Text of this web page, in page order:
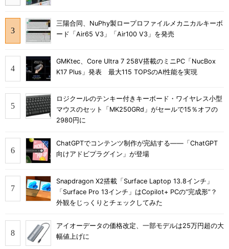
三陽合同、NuPhy製ロープロファイルメカニカルキーボ
ード「Air65 V3」「Air100 V3」を発売
GMKtec、Core Ultra 7 258V搭載のミニPC「NucBox
K17 Plus」発表 最大115 TOPSのAI性能を実現
ロジクールのテンキー付きキーボード・ワイヤレス小型
マウスのセット「MK250GRd」がセールで15％オフの
2980円に
ChatGPTでコンテンツ制作が完結する――「ChatGPT
向けアドビプラグイン」が登場
Snapdragon X2搭載「Surface Laptop 13.8インチ」
「Surface Pro 13インチ」はCopilot+ PCの“完成形”？
外観をじっくりとチェックしてみた
アイオーデータの価格改定、一部モデルは25万円超の大
幅値上げに